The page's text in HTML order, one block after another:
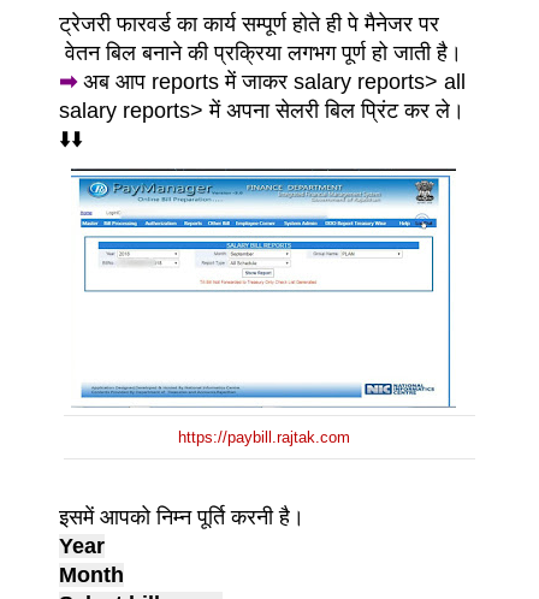
ट्रेजरी फारवर्ड का कार्य सम्पूर्ण होते ही पे मैनेजर पर
वेतन बिल बनाने की प्रक्रिया लगभग पूर्ण हो जाती है।
➡अब आप reports में जाकर salary reports> all
salary reports> में अपना सेलरी बिल प्रिंट कर ले।
⬇️⬇️
https://paybill.rajtak.com
इसमें आपको निम्न पूर्ति करनी है।
Year
Month